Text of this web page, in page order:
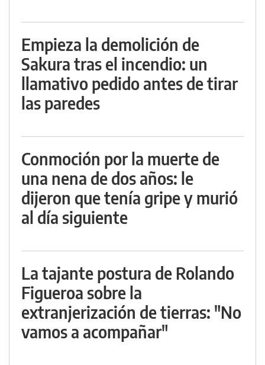
Empieza la demolición de
Sakura tras el incendio: un
llamativo pedido antes de tirar
las paredes
Conmoción por la muerte de
una nena de dos años: le
dijeron que tenía gripe y murió
al día siguiente
La tajante postura de Rolando
Figueroa sobre la
extranjerización de tierras: "No
vamos a acompañar"